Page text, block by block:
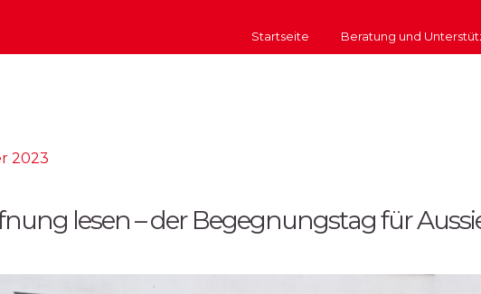
Startseite Beratung und
2023
lesen – der Begegnungstag für